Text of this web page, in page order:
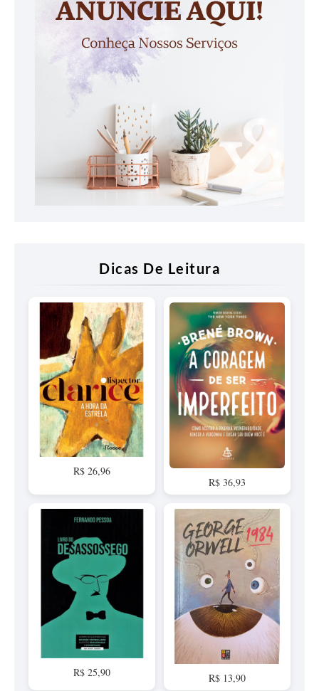
Dicas De Leitura
R$ 26,96
R$ 36,93
R$ 25,90 R$ 13,90